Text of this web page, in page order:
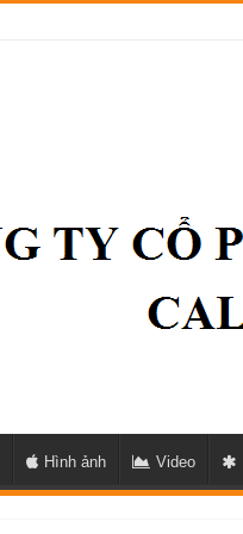
Hình ảnh Video